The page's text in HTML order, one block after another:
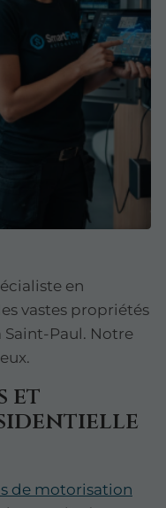
en
vastes propriétés
Saint-Paul. Notre
et
de motorisation